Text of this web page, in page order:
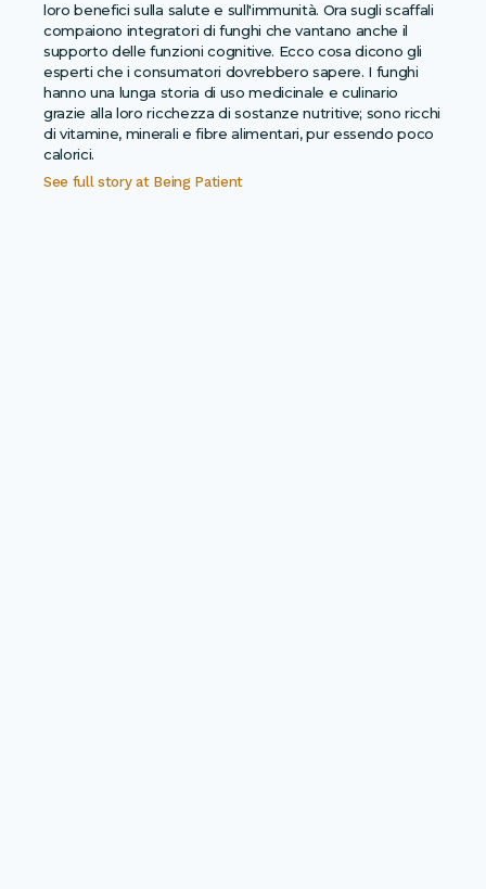
loro benefici sulla salute e sull'immunità. Ora sugli scaffali
compaiono integratori di funghi che vantano anche il
supporto delle funzioni cognitive. Ecco cosa dicono gli
esperti che i consumatori dovrebbero sapere. I funghi
hanno una lunga storia di uso medicinale e culinario
grazie alla loro ricchezza di sostanze nutritive; sono ricchi
di vitamine, minerali e fibre alimentari, pur essendo poco
calorici.
See full story atBeing Patient